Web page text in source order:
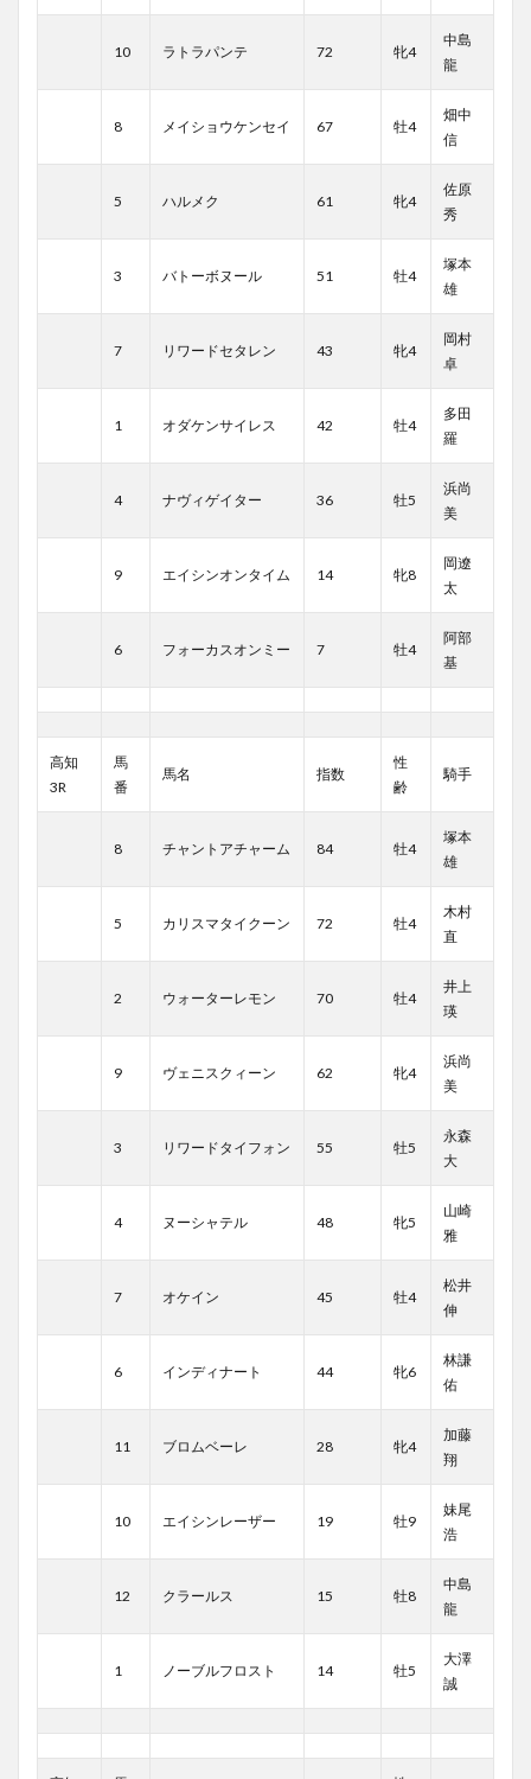
10 ラトラパンテ 72 牝4
中島
龍
8 メイショウケンセイ 67 牡4
畑中
信
5 ハルメク 61 牝4
佐原
秀
3 バトーボヌール 51 牡4
塚本
雄
7 リワードセタレン 43 牝4
岡村
卓
1 オダケンサイレス 42 牡4
多田
羅
4 ナヴィゲイター 36 牡5
浜尚
美
9 エイシンオンタイム 14 牝8
岡遼
太
6 フォーカスオンミー 7 牡4
阿部
基
高知
3R
馬
番
馬名 指数
性
齢
騎手
8 チャントアチャーム 84 牡4
塚本
雄
5 カリスマタイクーン 72 牡4
木村
直
2 ウォーターレモン 70 牡4
井上
瑛
9 ヴェニスクィーン 62 牝4
浜尚
美
3 リワードタイフォン 55 牡5
永森
大
4 ヌーシャテル 48 牝5
山崎
雅
7 オケイン 45 牡4
松井
伸
6 インディナート 44 牝6
林謙
佑
11 ブロムベーレ 28 牝4
加藤
翔
10 エイシンレーザー 19 牡9
妹尾
浩
12 クラールス 15 牡8
中島
龍
1 ノーブルフロスト 14 牡5
大澤
誠